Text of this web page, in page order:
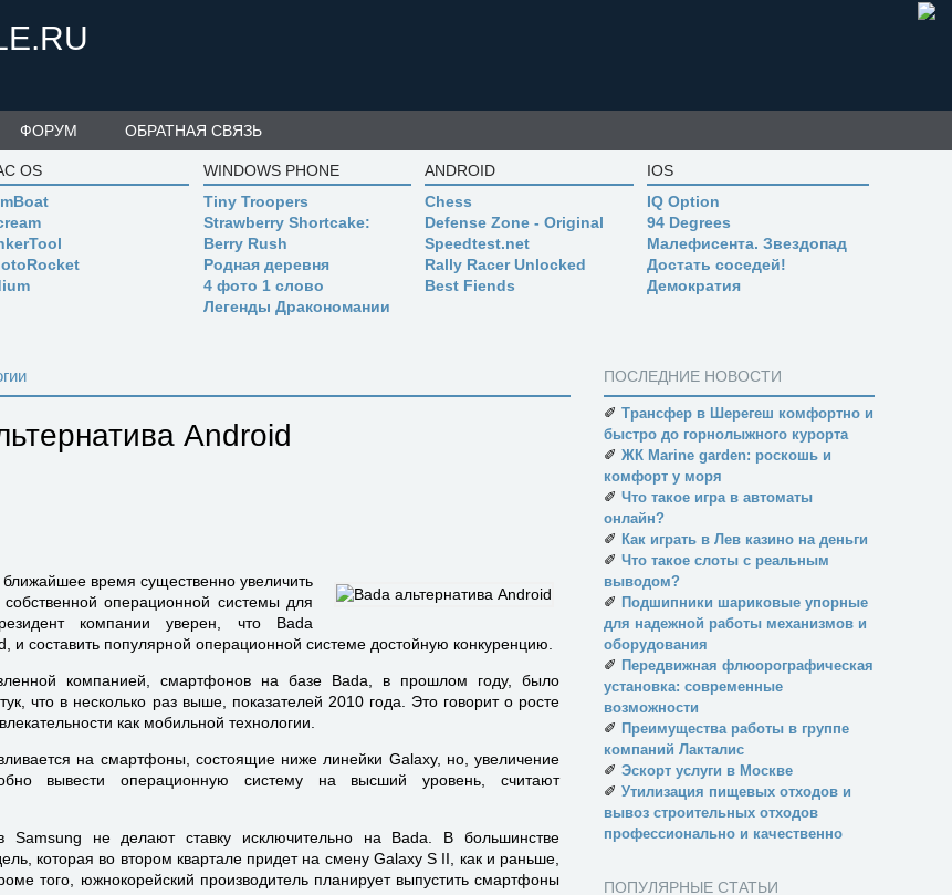
ФОРУМ ОБРАТНАЯ СВЯЗЬ
OS
WINDOWS PHONE
Tiny Troopers
Strawberry Shortcake:
Berry Rush
Родная деревня
4 фото 1 слово
Легенды Дракономании
ANDROID
Chess
Defense Zone - Original
Speedtest.net
Rally Racer Unlocked
Best Fiends
IOS
IQ Option
94 Degrees
Малефисента. Звездопад
Достать соседей!
Демократия
Android
время существенно увеличить
операционной системы для
компании уверен, что Bada
и составить популярной операционной системе достойную конкуренцию.
компанией, смартфонов на базе Bada, в прошлом году, было
что в несколько раз выше, показателей 2010 года. Это говорит о росте
как мобильной технологии.
на смартфоны, состоящие ниже линейки Galaxy, но, увеличение
вывести операционную систему на высший уровень, считают
Samsung не делают ставку исключительно на Bada. В большинстве
которая во втором квартале придет на смену Galaxy S II, как и раньше,
того, южнокорейский производитель планирует выпустить смартфоны
ПОСЛЕДНИЕ НОВОСТИ
✐ Трансфер в Шерегеш комфортно и
быстро до горнолыжного курорта
✐ ЖК Marine garden: роскошь и
комфорт у моря
✐ Что такое игра в автоматы
онлайн?
✐ Как играть в Лев казино на деньги
✐ Что такое слоты с реальным
выводом?
✐ Подшипники шариковые упорные
для надежной работы механизмов и
оборудования
✐ Передвижная флюорографическая
установка: современные
возможности
✐ Преимущества работы в группе
компаний Лакталис
✐ Эскорт услуги в Москве
✐ Утилизация пищевых отходов и
вывоз строительных отходов
профессионально и качественно
ПОПУЛЯРНЫЕ СТАТЬИ